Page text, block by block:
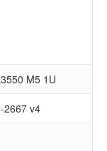
M5 1U
2667 v4